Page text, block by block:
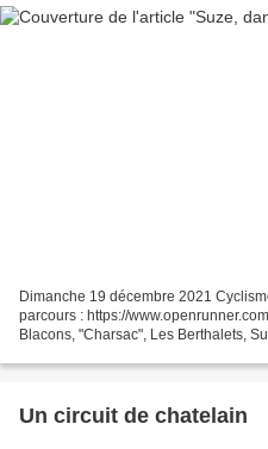
Dimanche 19 décembre 2021
parcours : https://
Blacons, "Charsac", Les Berthalets,
Un circuit de chatelain